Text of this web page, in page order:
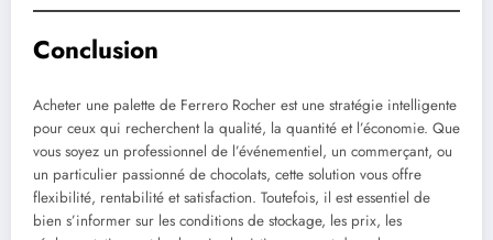
Conclusion
Acheter une palette de Ferrero Rocher est une stratégie intelligente
pour ceux qui recherchent la qualité, la quantité et l’économie. Que
vous soyez un professionnel de l’événementiel, un commerçant, ou
un particulier passionné de chocolats, cette solution vous offre
flexibilité, rentabilité et satisfaction. Toutefois, il est essentiel de
bien s’informer sur les conditions de stockage, les prix, les